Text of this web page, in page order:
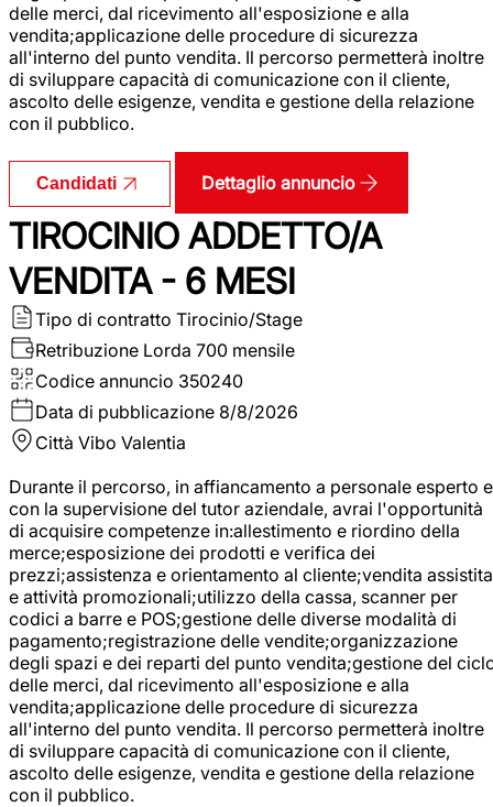
delle merci, dal ricevimento all'esposizione e alla
vendita;applicazione delle procedure di sicurezza
all'interno del punto vendita. Il percorso permetterà inoltre
di sviluppare capacità di comunicazione con il cliente,
ascolto delle esigenze, vendita e gestione della relazione
con il pubblico.
Candidati Dettaglio annuncio
TIROCINIO ADDETTO/A
VENDITA - 6 MESI
Tipo di contratto Tirocinio/Stage
Retribuzione Lorda 700 mensile
Codice annuncio 350240
Data di pubblicazione 8/8/2026
Città Vibo Valentia
Durante il percorso, in affiancamento a personale esperto e
con la supervisione del tutor aziendale, avrai l'opportunità
di acquisire competenze in:allestimento e riordino della
merce;esposizione dei prodotti e verifica dei
prezzi;assistenza e orientamento al cliente;vendita assistita
e attività promozionali;utilizzo della cassa, scanner per
codici a barre e POS;gestione delle diverse modalità di
pagamento;registrazione delle vendite;organizzazione
degli spazi e dei reparti del punto vendita;gestione del
delle merci, dal ricevimento all'esposizione e alla
vendita;applicazione delle procedure di sicurezza
all'interno del punto vendita. Il percorso permetterà inoltre
di sviluppare capacità di comunicazione con il cliente,
ascolto delle esigenze, vendita e gestione della relazione
con il pubblico.